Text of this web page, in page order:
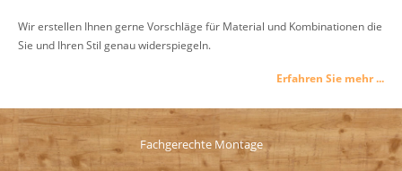
Wir erstellen Ihnen gerne Vorschläge für Material und Kombinationen die
Sie und Ihren Stil genau widerspiegeln.
Erfahren Sie mehr ...
Fachgerechte Montage